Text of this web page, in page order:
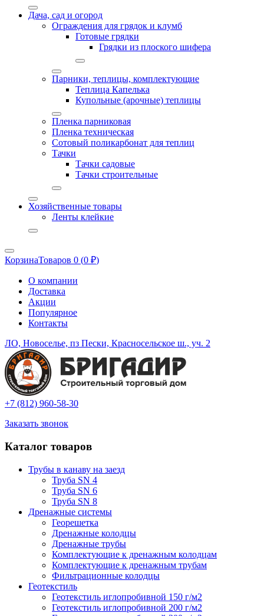
Дача, сад и огород
Ограждения для грядок и клумб
Готовые грядки
Грядки из плоского шифера
Парники, теплицы, комплектующие
Теплица Капелька
Купольные (арочные) теплицы
Пленка парниковая
Пленка техническая
Сотовый поликарбонат для теплиц
Тачки
Тачки садовые
Тачки строительные
Хозяйственные товары
Ленты клейкие
КорзинаТоваров 0 (0 ₽)
О компании
Доставка
Акции
Популярное
Контакты
ЛО, Новоселье, пз Пески, Красносельское ш., уч. 2
+7 (812) 960-58-30
Заказать звонок
Каталог товаров
Трубы в канаву на заезд
Труба SN 4
Труба SN 6
Труба SN 8
Дренажные системы
Георешетка
Дренажные колодцы
Дренажные трубы
Комплектующие к дренажным колодцам
Комплектующие к дренажным трубам
Фильтрационные колодцы
Геотекстиль
Геотекстиль иглопробивной 150 г/м2
Геотекстиль иглопробивной 200 г/м2